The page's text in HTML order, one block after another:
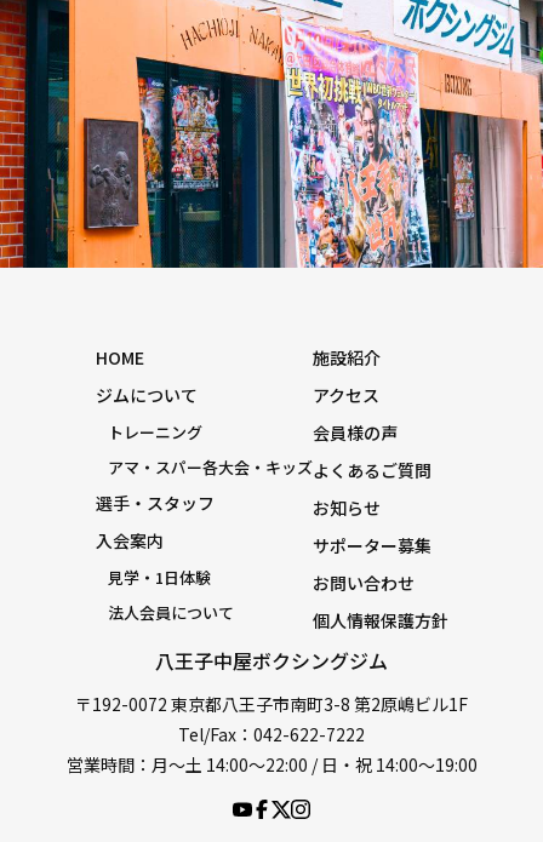
八王子中屋ボクシングジム
〒192-0072 東京都八王子市南町3-8 第2原嶋ビル1F
Tel/Fax：042-622-7222
営業時間：月〜土 14:00〜22:00 / 日・祝 14:00〜19:00
HOME
ジムについて
トレーニング
アマ・スパー各大会・キッズ
選手・スタッフ
入会案内
見学・1日体験
法人会員について
施設紹介
アクセス
会員様の声
よくあるご質問
お知らせ
サポーター募集
お問い合わせ
個人情報保護方針